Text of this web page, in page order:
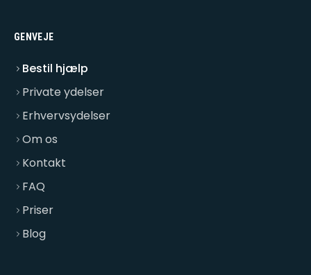
GENVEJE
Bestil hjælp
Private ydelser
Erhvervsydelser
Om os
Kontakt
FAQ
Priser
Blog